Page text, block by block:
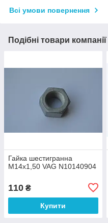
Всі умови повернення
Подібні товари компанії
Гайка шестигранна
М14х1,50 VAG N10140904
110 ₴
Купити